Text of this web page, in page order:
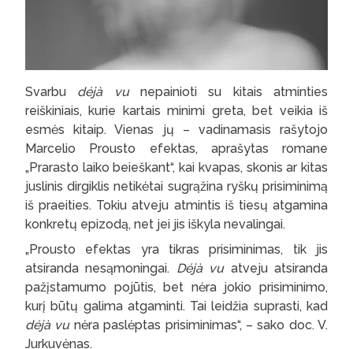
Svarbu déjà vunepainioti su kitais atminties
reiškiniais, kurie kartais minimi greta, bet veikia iš
esmės kitaip. Vienas jų – vadinamasis rašytojo
Marcelio Prousto efektas, aprašytas romane
„Prarasto laiko beieškant“, kai kvapas, skonis ar kitas
juslinis dirgiklis netikėtai sugrąžina ryškų prisiminimą
iš praeities. Tokiu atveju atmintis iš tiesų atgamina
konkretų epizodą, net jei jis iškyla nevalingai.
„Prousto efektas yra tikras prisiminimas, tik jis
atsiranda nesąmoningai. Déjà vuatveju atsiranda
pažįstamumo pojūtis, bet nėra jokio prisiminimo,
kurį būtų galima atgaminti. Tai leidžia suprasti, kad
déjà vunėra paslėptas prisiminimas“, – sako doc. V.
Jurkuvėnas.